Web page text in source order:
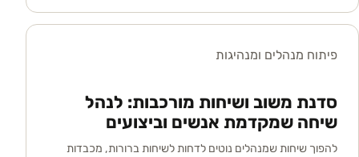
פיתוח מנהלים ומנהיגות
סדנת משוב ושיחות מורכבות: לנהל
שיחה שמקדמת אנשים וביצועים
להפוך שיחות שמנהלים נוטים לדחות לשיחות ברורות, מכבדות